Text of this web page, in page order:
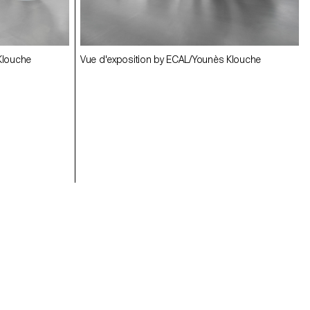
Vue d'exposition by ECAL/Younès Klouche